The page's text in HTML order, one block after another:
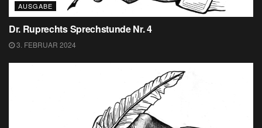
AUSGABE
Dr. Ruprechts Sprechstunde Nr. 4
3. FEBRUAR 2024